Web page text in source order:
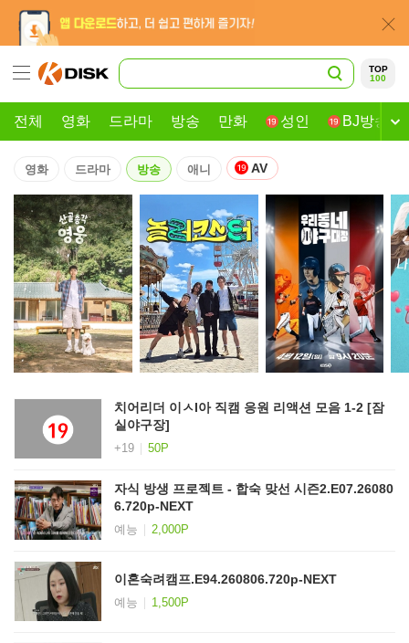
TOP
100
전체 영화 드라마 방송 만화 성인 BJ방송
영화 드라마 방송 애니 AV
치어리더 이ㅅI아 직캠 응원 리액션 모음 1-2 [잠
실야구장]
+19 50P
자식 방생 프로젝트 - 합숙 맞선 시즌2.E07.26080
6.720p-NEXT
예능 2,000P
이혼숙려캠프.E94.260806.720p-NEXT
예능 1,500P